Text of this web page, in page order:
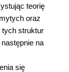
teorię
oraz
tych struktur
na
się